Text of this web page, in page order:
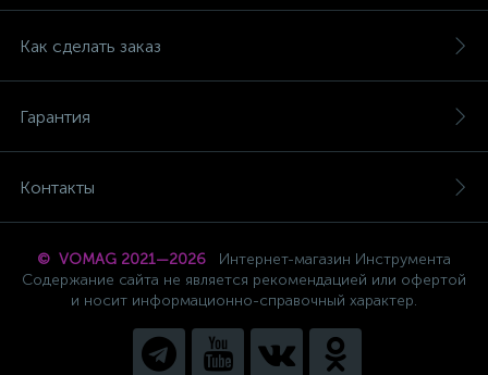
Как сделать заказ
Гарантия
Контакты
© VOMAG 2021—2026
Интернет-магазин Инструмента
Содержание сайта не является рекомендацией или офертой
и носит информационно-справочный характер.